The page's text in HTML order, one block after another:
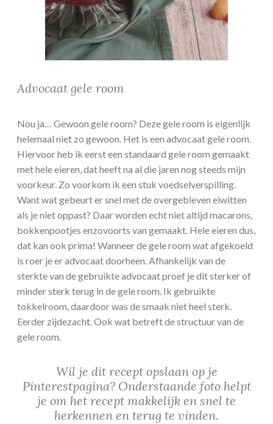
Advocaat gele room
Nou ja… Gewoon gele room? Deze gele room is eigenlijk
helemaal niet zo gewoon. Het is een advocaat gele room.
Hiervoor heb ik eerst een standaard gele room gemaakt
met hele eieren, dat heeft na al die jaren nog steeds mijn
voorkeur. Zo voorkom ik een stuk voedselverspilling.
Want wat gebeurt er snel met de overgebleven eiwitten
als je niet oppast? Daar worden echt niet altijd macarons,
bokkenpootjes enzovoorts van gemaakt. Hele eieren dus,
dat kan ook prima! Wanneer de gele room wat afgekoeld
is roer je er advocaat doorheen. Afhankelijk van de
sterkte van de gebruikte advocaat proef je dit sterker of
minder sterk terug in de gele room. Ik gebruikte
tokkelroom, daardoor was de smaak niet heel sterk.
Eerder zijdezacht. Ook wat betreft de structuur van de
gele room.
Wil je dit recept opslaan op je
Pinterestpagina? Onderstaande foto helpt
je om het recept makkelijk en snel te
herkennen en terug te vinden.